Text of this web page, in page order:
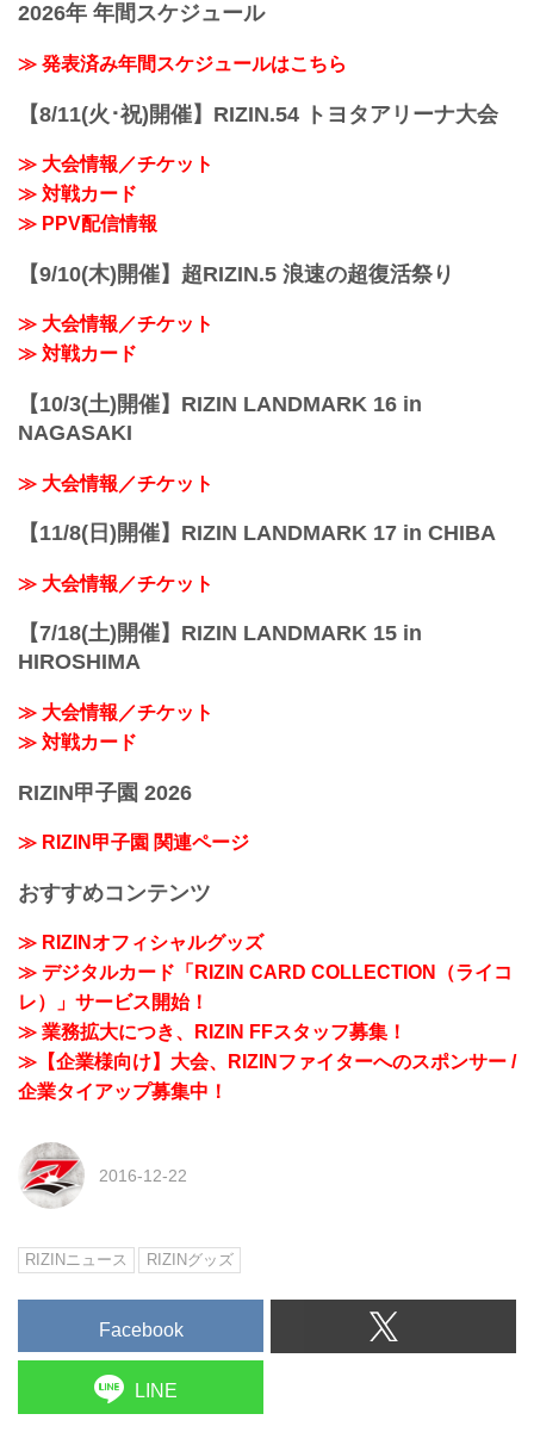
2026年 年間スケジュール
≫ 発表済み年間スケジュールはこちら
【8/11(火･祝)開催】RIZIN.54 トヨタアリーナ大会
≫ 大会情報／チケット
≫ 対戦カード
≫ PPV配信情報
【9/10(木)開催】超RIZIN.5 浪速の超復活祭り
≫ 大会情報／チケット
≫ 対戦カード
【10/3(土)開催】RIZIN LANDMARK 16 in
NAGASAKI
≫ 大会情報／チケット
【11/8(日)開催】RIZIN LANDMARK 17 in CHIBA
≫ 大会情報／チケット
【7/18(土)開催】RIZIN LANDMARK 15 in
HIROSHIMA
≫ 大会情報／チケット
≫ 対戦カード
RIZIN甲子園 2026
≫ RIZIN甲子園 関連ページ
おすすめコンテンツ
≫ RIZINオフィシャルグッズ
≫ デジタルカード「RIZIN CARD COLLECTION（ライコ
レ）」サービス開始！
≫ 業務拡大につき、RIZIN FFスタッフ募集！
≫【企業様向け】大会、RIZINファイターへのスポンサー /
企業タイアップ募集中！
2016-12-22
RIZINニュース RIZINグッズ
Facebook
LINE